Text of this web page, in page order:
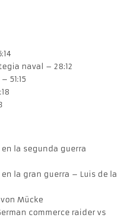
naval – 28:12
51:15
la segunda guerra
la gran guerra – Luis de la
Mücke
commerce raider vs